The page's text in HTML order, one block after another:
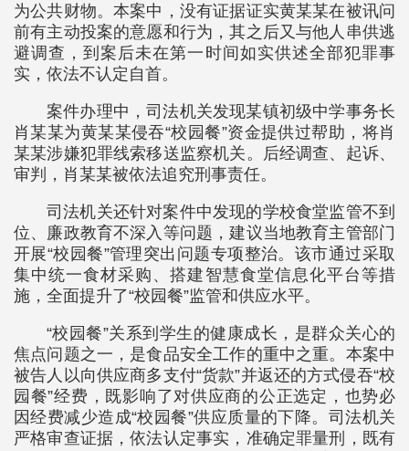
为公共财物。本案中，没有证据证实黄某某在被讯问
前有主动投案的意愿和行为，其之后又与他人串供逃
避调查，到案后未在第一时间如实供述全部犯罪事
实，依法不认定自首。
案件办理中，司法机关发现某镇初级中学事务长
肖某某为黄某某侵吞“校园餐”资金提供过帮助，将肖
某某涉嫌犯罪线索移送监察机关。后经调查、起诉、
审判，肖某某被依法追究刑事责任。
司法机关还针对案件中发现的学校食堂监管不到
位、廉政教育不深入等问题，建议当地教育主管部门
开展“校园餐”管理突出问题专项整治。该市通过采取
集中统一食材采购、搭建智慧食堂信息化平台等措
施，全面提升了“校园餐”监管和供应水平。
“校园餐”关系到学生的健康成长，是群众关心的
焦点问题之一，是食品安全工作的重中之重。本案中
被告人以向供应商多支付“货款”并返还的方式侵吞“校
园餐”经费，既影响了对供应商的公正选定，也势必
因经费减少造成“校园餐”供应质量的下降。司法机关
严格审查证据，依法认定事实，准确定罪量刑，既有